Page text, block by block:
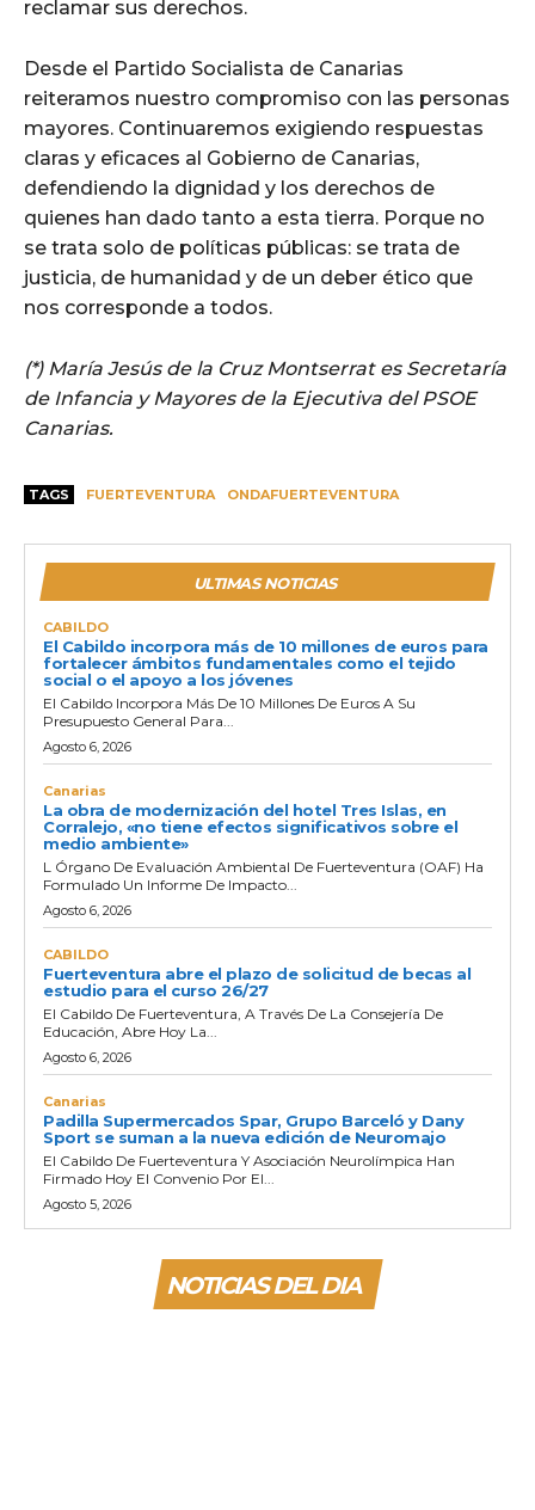
reclamar sus derechos.
Desde el Partido Socialista de Canarias
reiteramos nuestro compromiso con las personas
mayores. Continuaremos exigiendo respuestas
claras y eficaces al Gobierno de Canarias,
defendiendo la dignidad y los derechos de
quienes han dado tanto a esta tierra. Porque no
se trata solo de políticas públicas: se trata de
justicia, de humanidad y de un deber ético que
nos corresponde a todos.
(*) María Jesús de la Cruz Montserrat es Secretaría
de Infancia y Mayores de la Ejecutiva del PSOE
Canarias.
TAGS FUERTEVENTURA ONDAFUERTEVENTURA
ULTIMAS NOTICIAS
CABILDO
El Cabildo incorpora más de 10 millones de euros para
fortalecer ámbitos fundamentales como el tejido
social o el apoyo a los jóvenes
El Cabildo Incorpora Más De 10 Millones De Euros A Su
Presupuesto General Para...
Agosto 6, 2026
Canarias
La obra de modernización del hotel Tres Islas, en
Corralejo, «no tiene efectos significativos sobre el
medio ambiente»
L Órgano De Evaluación Ambiental De Fuerteventura (OAF) Ha
Formulado Un Informe De Impacto...
Agosto 6, 2026
CABILDO
Fuerteventura abre el plazo de solicitud de becas al
estudio para el curso 26/27
El Cabildo De Fuerteventura, A Través De La Consejería De
Educación, Abre Hoy La...
Agosto 6, 2026
Canarias
Padilla Supermercados Spar, Grupo Barceló y Dany
Sport se suman a la nueva edición de Neuromajo
El Cabildo De Fuerteventura Y Asociación Neurolímpica Han
Firmado Hoy El Convenio Por El...
Agosto 5, 2026
NOTICIAS DEL DIA